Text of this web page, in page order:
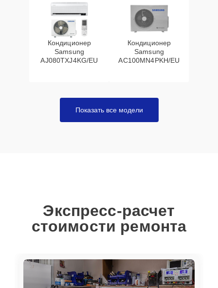
Кондиционер
Samsung
AJ080TXJ4KG/EU
Кондиционер
Samsung
AC100MN4PKH/EU
Показать все модели
Экспресс-расчет
стоимости ремонта